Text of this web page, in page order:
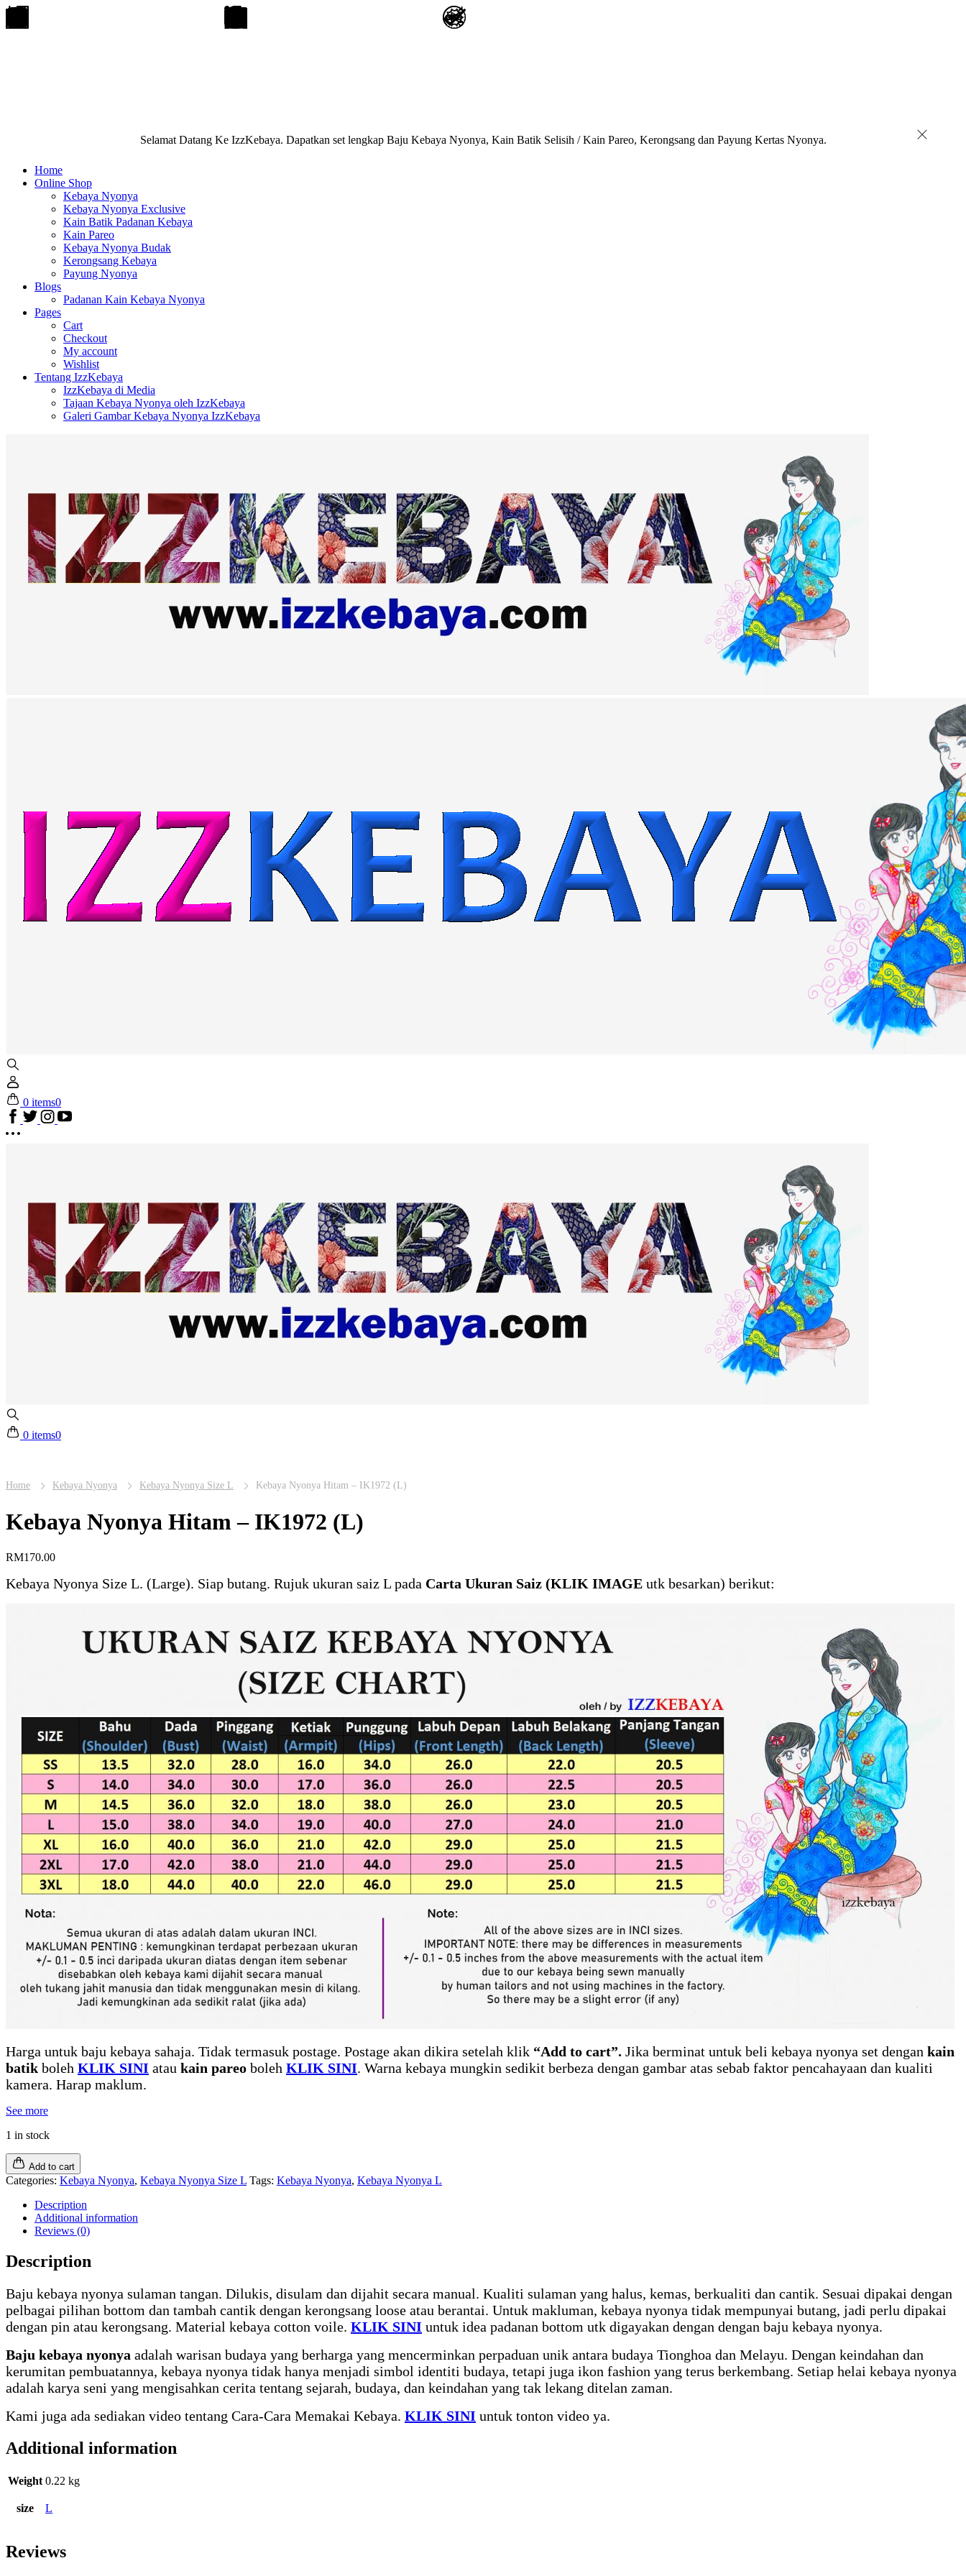
Selamat Datang Ke IzzKebaya. Dapatkan set lengkap Baju Kebaya Nyonya, Kain Batik Selisih / Kain Pareo, Kerongsang dan Payung Kertas Nyonya.
Home
Online Shop
Kebaya Nyonya
Kebaya Nyonya Exclusive
Kain Batik Padanan Kebaya
Kain Pareo
Kebaya Nyonya Budak
Kerongsang Kebaya
Payung Nyonya
Blogs
Padanan Kain Kebaya Nyonya
Pages
Cart
Checkout
My account
Wishlist
Tentang IzzKebaya
IzzKebaya di Media
Tajaan Kebaya Nyonya oleh IzzKebaya
Galeri Gambar Kebaya Nyonya IzzKebaya
0 items0
0 items0
Home Kebaya Nyonya Kebaya Nyonya Size L Kebaya Nyonya Hitam – IK1972 (L)
Kebaya Nyonya Hitam – IK1972 (L)
RM170.00
Kebaya Nyonya Size L. (Large). Siap butang. Rujuk ukuran saiz L pada Carta Ukuran Saiz (KLIK IMAGE utk besarkan) berikut:
Harga untuk baju kebaya sahaja. Tidak termasuk postage. Postage akan dikira setelah klik “Add to cart”. Jika berminat untuk beli kebaya nyonya set dengan kain
batik boleh KLIK SINI atau kain pareo boleh KLIK SINI. Warna kebaya mungkin sedikit berbeza dengan gambar atas sebab faktor pencahayaan dan kualiti
kamera. Harap maklum.
See more
1 in stock
Add to cart
Categories: Kebaya Nyonya, Kebaya Nyonya Size L Tags: Kebaya Nyonya, Kebaya Nyonya L
Description
Additional information
Reviews (0)
Description
Baju kebaya nyonya sulaman tangan. Dilukis, disulam dan dijahit secara manual. Kualiti sulaman yang halus, kemas, berkualiti dan cantik. Sesuai dipakai dengan
pelbagai pilihan bottom dan tambah cantik dengan kerongsang loose atau berantai. Untuk makluman, kebaya nyonya tidak mempunyai butang, jadi perlu dipakai
dengan pin atau kerongsang. Material kebaya cotton voile. KLIK SINI untuk idea padanan bottom utk digayakan dengan dengan baju kebaya nyonya.
Baju kebaya nyonya adalah warisan budaya yang berharga yang mencerminkan perpaduan unik antara budaya Tionghoa dan Melayu. Dengan keindahan dan
kerumitan pembuatannya, kebaya nyonya tidak hanya menjadi simbol identiti budaya, tetapi juga ikon fashion yang terus berkembang. Setiap helai kebaya nyonya
adalah karya seni yang mengisahkan cerita tentang sejarah, budaya, dan keindahan yang tak lekang ditelan zaman.
Kami juga ada sediakan video tentang Cara-Cara Memakai Kebaya. KLIK SINI untuk tonton video ya.
Additional information
Weight 0.22 kg
size L
Reviews